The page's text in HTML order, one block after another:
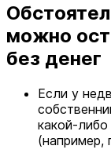
можно
без денег
Если у
какой-либо
(например,